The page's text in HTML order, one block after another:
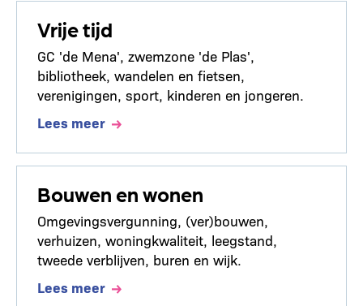
Vrije tijd
GC 'de Mena', zwemzone 'de Plas',
bibliotheek, wandelen en fietsen,
verenigingen, sport, kinderen en jongeren.
Lees meer
Bouwen en wonen
Omgevingsvergunning, (ver)bouwen,
verhuizen, woningkwaliteit, leegstand,
tweede verblijven, buren en wijk.
Lees meer